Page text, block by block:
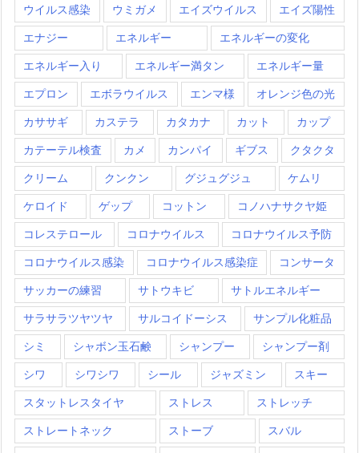
ウイルス感染 ウミガメ エイズウイルス エイズ陽性
エナジー エネルギー エネルギーの変化
エネルギー入り エネルギー満タン エネルギー量
エプロン エボラウイルス エンマ様 オレンジ色の光
カササギ カステラ カタカナ カット カップ
カテーテル検査 カメ カンパイ ギブス クタクタ
クリーム クンクン グジュグジュ ケムリ
ケロイド ゲップ コットン コノハナサクヤ姫
コレステロール コロナウイルス コロナウイルス予防
コロナウイルス感染 コロナウイルス感染症 コンサータ
サッカーの練習 サトウキビ サトルエネルギー
サラサラツヤツヤ サルコイドーシス サンプル化粧品
シミ シャボン玉石鹸 シャンプー シャンプー剤
シワ シワシワ シール ジャズミン スキー
スタットレスタイヤ ストレス ストレッチ
ストレートネック ストーブ スバル